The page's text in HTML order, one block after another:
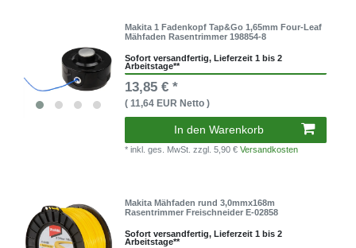
Makita 1 Fadenkopf Tap&Go 1,65mm Four-Leaf
Mähfaden Rasentrimmer 198854-8
Sofort versandfertig, Lieferzeit 1 bis 2
Arbeitstage**
13,85 € *
( 11,64 EUR Netto )
In den Warenkorb
* inkl. ges. MwSt.zzgl. 5,90 €Versandkosten
Makita Mähfaden rund 3,0mmx168m
Rasentrimmer Freischneider E-02858
Sofort versandfertig, Lieferzeit 1 bis 2
Arbeitstage**